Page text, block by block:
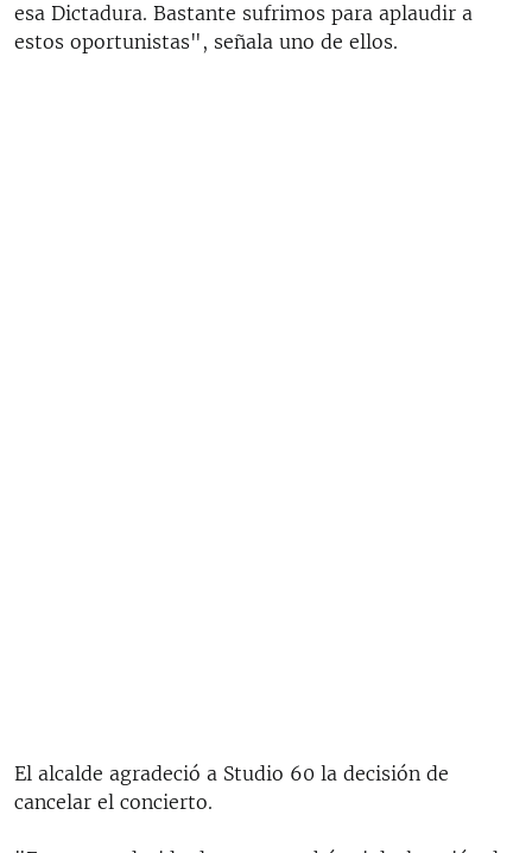
esa Dictadura. Bastante sufrimos para aplaudir a
estos oportunistas", señala uno de ellos.
El alcalde agradeció a Studio 60 la decisión de
cancelar el concierto.